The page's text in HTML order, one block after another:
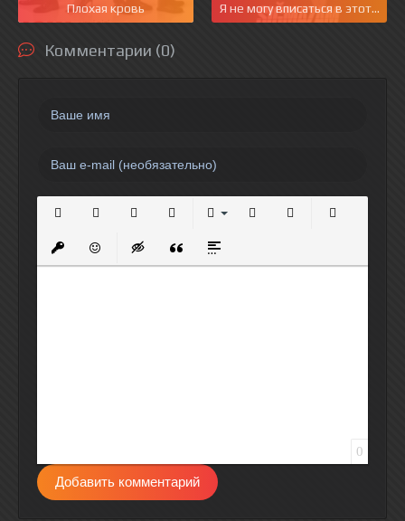
Плохая кровь Я не могу вписаться в этот мир
Комментарии (0)
Вставить защищенную ссылку
Вставить смайлик
Вставка скрытого текста
Вставка цитаты
Вставка спойлера
0
Добавить комментарий